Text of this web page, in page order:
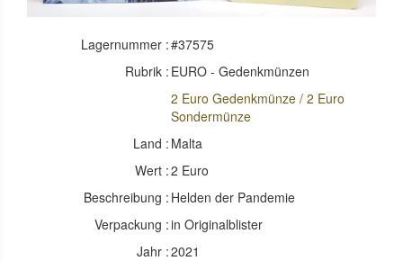
Lagernummer :#37575
Rubrik : EURO - Gedenkmünzen
2 Euro Gedenkmünze / 2 Euro
Sondermünze
Land : Malta
Wert :2 Euro
Beschreibung : Helden der Pandemie
Verpackung :in Originalblister
Jahr :2021